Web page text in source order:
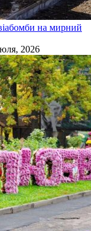
на мирний
2026